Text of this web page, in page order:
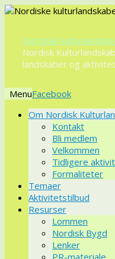
Nordiske
Nordisk
landskaber og
Menu
VidereOm Nordisk
Kontakt
Bli medlem
Velkommen
Tidligere
Formaliteter
Temaer
Aktivitetstilbud
Resurser
Lommen
Nordisk Bygd
Lenker
PR-materiale